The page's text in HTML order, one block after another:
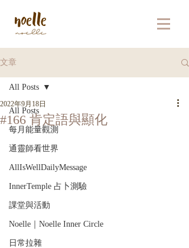
文章
All Posts
每月能量觀測
通靈師看世界
AllIsWellDailyMessage
InnerTemple 占卜測驗
課堂與活動
Noelle｜Noelle Inner Circle
日常拉雜
All Posts
#166 肯定語與顯化
2022年9月18日